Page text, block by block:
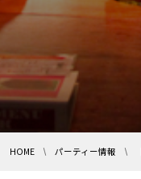
HOME パーティー情報